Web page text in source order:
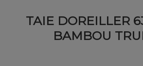
TAIE DOREILLER
BAMBOU